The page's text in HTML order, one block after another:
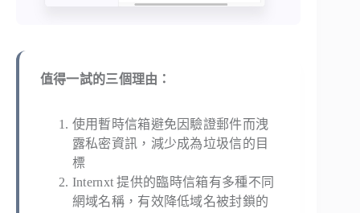
值得一試的三個理由：
使用暫時信箱避免因驗證郵件而洩
露私密資訊，減少成為垃圾信的目
標
Internxt 提供的臨時信箱有多種不同
網域名稱，有效降低域名被封鎖的